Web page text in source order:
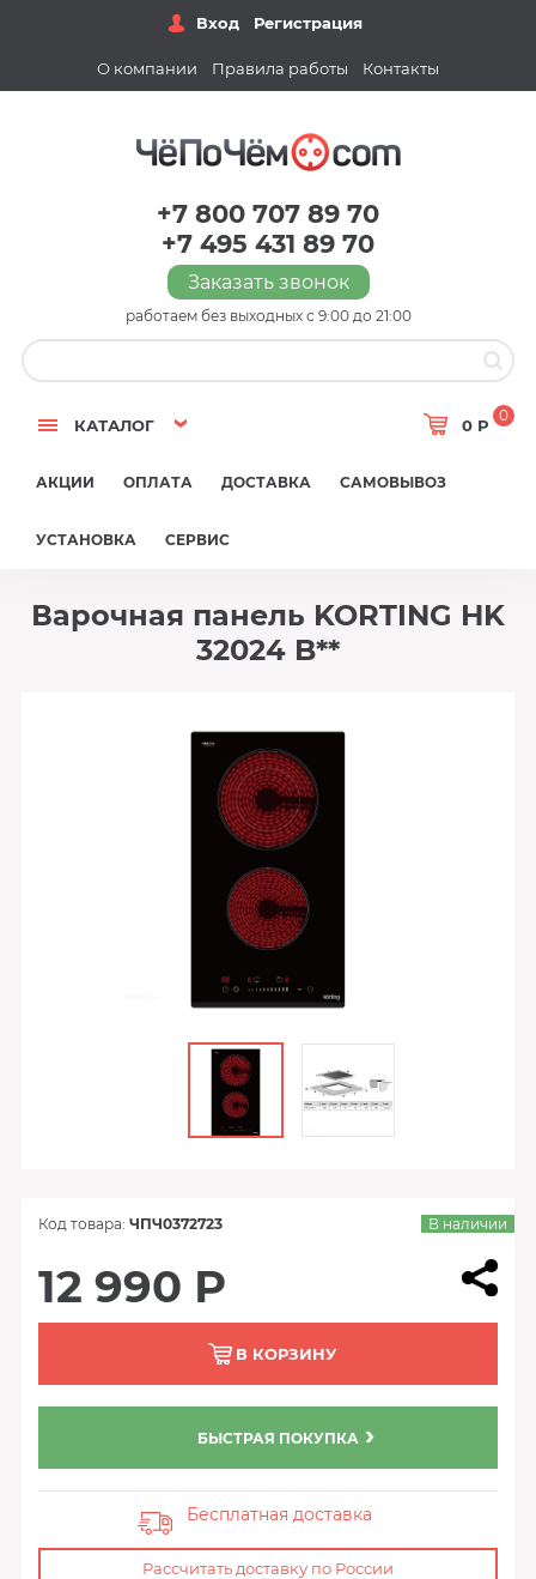
Вход Регистрация
О компании Правила работы Контакты
+7 800 707 89 70
+7 495 431 89 70
Заказать звонок
работаем без выходных с 9:00 до 21:00
КАТАЛОГ 0 Р
0
АКЦИИ ОПЛАТА ДОСТАВКА САМОВЫВОЗ
УСТАНОВКА СЕРВИС
Варочная панель KORTING HK
32024 B**
Код товара: ЧПЧ0372723 В наличии
12 990 Р
В КОРЗИНУ
БЫСТРАЯ ПОКУПКА
Бесплатная доставка
Рассчитать доставку по России